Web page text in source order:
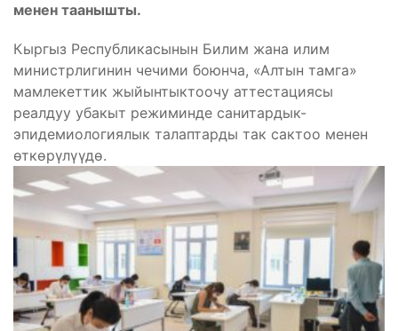
менен таанышты.
Кыргыз Республикасынын Билим жана илим
министрлигинин чечими боюнча, «Алтын тамга»
мамлекеттик жыйынтыктоочу аттестациясы
реалдуу убакыт режиминде санитардык-
эпидемиологиялык талаптарды так сактоо менен
өткөрүлүүдө.